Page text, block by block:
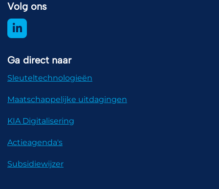
Volg ons
Ga direct naar
Sleuteltechnologieën
Maatschappelijke uitdagingen
KIA Digitalisering
Actieagenda's
Subsidiewijzer